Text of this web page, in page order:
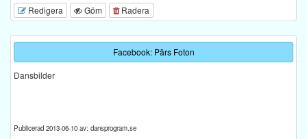
Redigera Göm Radera
Facebook: Pärs Foton
Dansbilder
Publicerad 2013-06-10 av: dansprogram.se